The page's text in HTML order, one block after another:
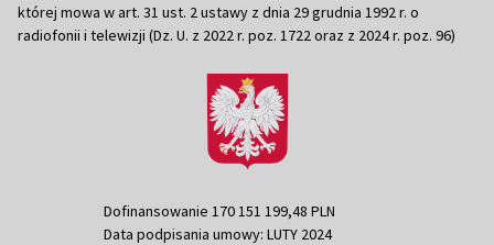
której mowa w art. 31 ust. 2 ustawy z dnia 29 grudnia 1992 r. o
radiofonii i telewizji (Dz. U. z 2022 r. poz. 1722 oraz z 2024 r. poz. 96)
Dofinansowanie 170 151 199,48 PLN
Data podpisania umowy: LUTY 2024